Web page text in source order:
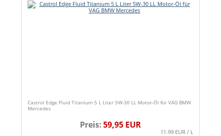
Castrol Edge Fluid Titanium 5 L Liter 5W-30 LL Motor-Öl für VAG BMW
Mercedes
Preis:59,95 EUR
11.99 EUR / L